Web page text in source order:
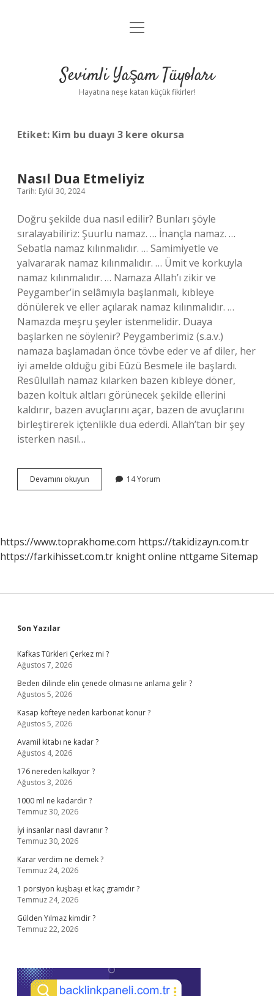
Anasayfa
Yasal Uyarı
menüyü
Sevimli Yaşam Tüyoları
Hayatına neşe katan küçük fikirler!
Etiket: Kim bu duayı 3 kere okursa
Nasıl Dua Etmeliyiz
Tarih: Eylül 30, 2024
Doğru şekilde dua nasıl edilir? Bunları şöyle
sıralayabiliriz: Şuurlu namaz. … İnançla namaz. …
Sebatla namaz kılınmalıdır. … Samimiyetle ve
yalvararak namaz kılınmalıdır. … Ümit ve korkuyla
namaz kılınmalıdır. … Namaza Allah’ı zikir ve
Peygamber’in selâmıyla başlanmalı, kıbleye
dönülerek ve eller açılarak namaz kılınmalıdır. …
Namazda meşru şeyler istenmelidir. Duaya
başlarken ne söylenir? Peygamberimiz (s.a.v.)
namaza başlamadan önce tövbe eder ve af diler, her
iyi amelde olduğu gibi Eûzü Besmele ile başlardı.
Resûlullah namaz kılarken bazen kıbleye döner,
bazen koltuk altları görünecek şekilde ellerini
kaldırır, bazen avuçlarını açar, bazen de avuçlarını
birleştirerek içtenlikle dua ederdi. Allah’tan bir şey
isterken nasıl…
Devamını okuyun
Dua
14 Yorum
https://www.toprakhome.com https://takidizayn.com.tr
https://farkihisset.com.tr knight online nttgame Sitemap
Sidebar
Son Yazılar
Kafkas Türkleri Çerkez mi ?
Ağustos 7, 2026
Beden dilinde elin çenede olması ne anlama gelir ?
Ağustos 5, 2026
Kasap köfteye neden karbonat konur ?
Ağustos 5, 2026
Avamil kitabı ne kadar ?
Ağustos 4, 2026
176 nereden kalkıyor ?
Ağustos 3, 2026
1000 ml ne kadardır ?
Temmuz 30, 2026
İyi insanlar nasıl davranır ?
Temmuz 30, 2026
Karar verdim ne demek ?
Temmuz 24, 2026
1 porsiyon kuşbaşı et kaç gramdır ?
Temmuz 24, 2026
Gülden Yılmaz kimdir ?
Temmuz 22, 2026